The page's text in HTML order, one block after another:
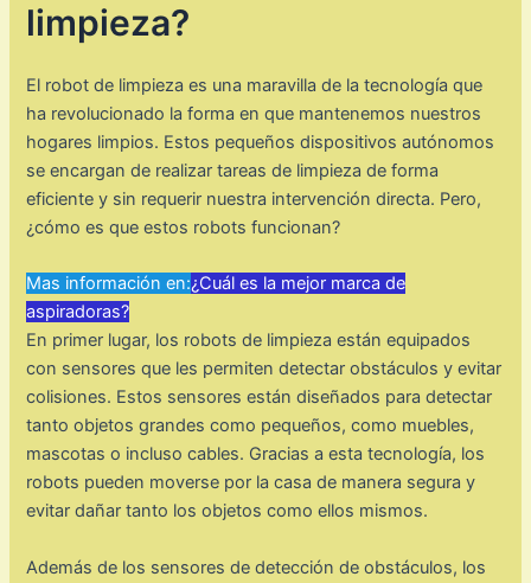
limpieza?
El robot de limpieza es una maravilla de la tecnología que
ha revolucionado la forma en que mantenemos nuestros
hogares limpios. Estos pequeños dispositivos autónomos
se encargan de realizar tareas de limpieza de forma
eficiente y sin requerir nuestra intervención directa. Pero,
¿cómo es que estos robots funcionan?
Mas información en:¿Cuál es la mejor marca de
aspiradoras?
En primer lugar, los robots de limpieza están equipados
con sensores que les permiten detectar obstáculos y evitar
colisiones. Estos sensores están diseñados para detectar
tanto objetos grandes como pequeños, como muebles,
mascotas o incluso cables. Gracias a esta tecnología, los
robots pueden moverse por la casa de manera segura y
evitar dañar tanto los objetos como ellos mismos.
Además de los sensores de detección de obstáculos, los